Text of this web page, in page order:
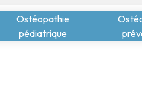
Ostéopathie
pédiatrique